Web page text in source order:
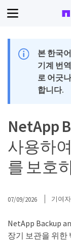
본 한국
기계 번
로 어긋
합니다.
NetApp
사용하
를 보호
07/09/2026 기여자
NetApp Backup
장기 보관을 위한